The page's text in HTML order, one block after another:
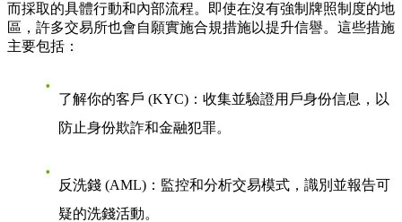
而採取的具體行動和內部流程。即使在沒有強制牌照制度的地
區，許多交易所也會自願實施合規措施以提升信譽。這些措施
主要包括：
了解你的客戶 (KYC) ：收集並驗證用戶身份信息，以
防止身份欺詐和金融犯罪。
反洗錢 (AML) ：監控和分析交易模式，識別並報告可
疑的洗錢活動。